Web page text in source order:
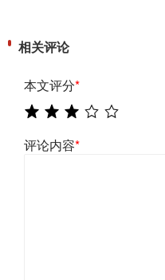
相关评论
本文评分*
评论内容*